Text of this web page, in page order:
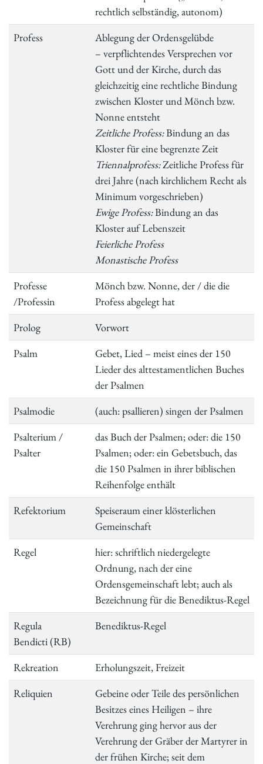
rechtlich selbständig, autonom)
Profess
Ablegung der Ordensgelübde
– verpflichtendes Versprechen vor
Gott und der Kirche, durch das
gleichzeitig eine rechtliche Bindung
zwischen Kloster und Mönch bzw.
Nonne entsteht
Zeitliche Profess:Bindung an das
Kloster für eine begrenzte Zeit
Triennalprofess:Zeitliche Profess für
drei Jahre (nach kirchlichem Recht als
Minimum vorgeschrieben)
Ewige Profess:Bindung an das
Kloster auf Lebenszeit
Feierliche Profess
Monastische Profess
Professe
/Professin
Mönch bzw. Nonne, der / die die
Profess abgelegt hat
Prolog
Vorwort
Psalm
Gebet, Lied – meist eines der 150
Lieder des alttestamentlichen Buches
der Psalmen
Psalmodie
(auch: psallieren) singen der Psalmen
Psalterium /
Psalter
das Buch der Psalmen; oder: die 150
Psalmen; oder: ein Gebetsbuch, das
die 150 Psalmen in ihrer biblischen
Reihenfolge enthält
Refektorium
Speiseraum einer klösterlichen
Gemeinschaft
Regel
hier: schriftlich niedergelegte
Ordnung, nach der eine
Ordensgemeinschaft lebt; auch als
Bezeichnung für die Benediktus-Regel
Regula
Bendicti (RB)
Benediktus-Regel
Rekreation
Erholungszeit, Freizeit
Reliquien
Gebeine oder Teile des persönlichen
Besitzes eines Heiligen – ihre
Verehrung ging hervor aus der
Verehrung der Gräber der Martyrer in
der frühen Kirche; seit dem